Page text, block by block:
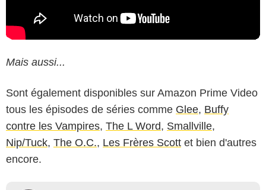
Mais aussi...
Sont également disponibles sur Amazon Prime Video
tous les épisodes de séries comme Glee, Buffy
contre les Vampires, The L Word, Smallville,
Nip/Tuck, The O.C., Les Frères Scott et bien d'autres
encore.